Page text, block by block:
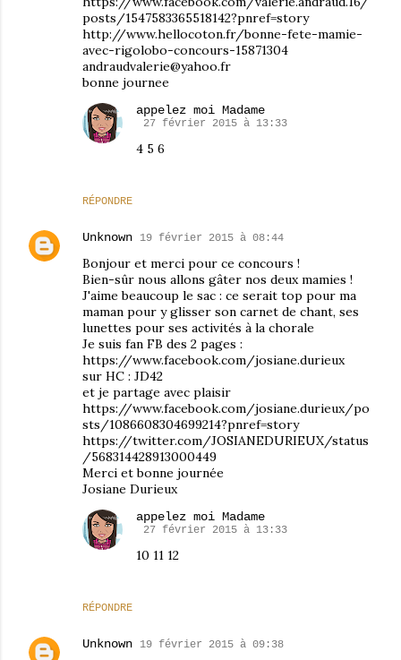
posts/1547583365518142?pnref=story
http://www.hellocoton.fr/bonne-fete-mamie-
avec-rigolobo-concours-15871304
andraudvalerie@yahoo.fr
bonne journee
RÉPONDRE
appelez moi Madame
27 février 2015 à 13:33
4 5 6
Unknown 19 février 2015 à 08:44
Bonjour et merci pour ce concours !
Bien-sûr nous allons gâter nos deux mamies !
J'aime beaucoup le sac : ce serait top pour ma
maman pour y glisser son carnet de chant, ses
lunettes pour ses activités à la chorale
Je suis fan FB des 2 pages :
https://www.facebook.com/josiane.durieux
sur HC : JD42
et je partage avec plaisir
https://www.facebook.com/josiane.durieux/po
sts/1086608304699214?pnref=story
https://twitter.com/JOSIANEDURIEUX/status
/568314428913000449
Merci et bonne journée
Josiane Durieux
RÉPONDRE
appelez moi Madame
27 février 2015 à 13:33
10 11 12
Unknown 19 février 2015 à 09:38